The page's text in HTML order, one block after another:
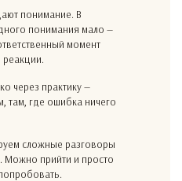
понимание. В
понимания мало —
момент
через практику —
там, где ошибка ничего
сложные разговоры
Можно прийти и просто